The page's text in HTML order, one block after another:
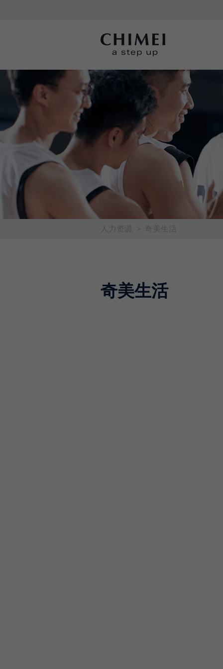
人力资源 > 奇美生活
奇美生活